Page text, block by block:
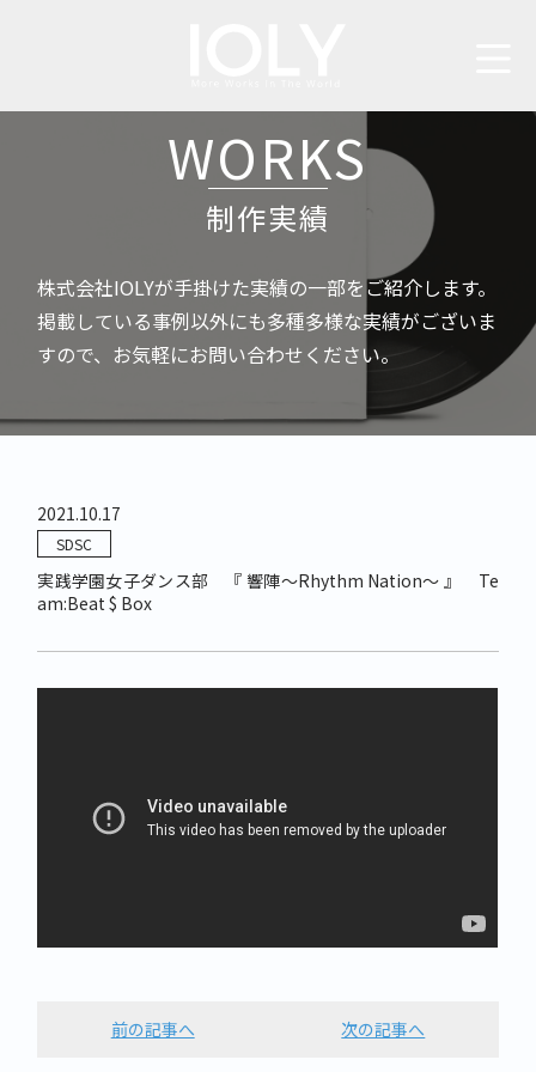
WORKS
制作実績
株式会社IOLYが手掛けた実績の一部をご紹介します。
掲載している事例以外にも多種多様な実績がございま
すので、お気軽にお問い合わせください。
2021.10.17
SDSC
実践学園女子ダンス部 『 響陣〜Rhythm Nation〜 』 Te
am:Beat $ Box
前の記事へ 次の記事へ